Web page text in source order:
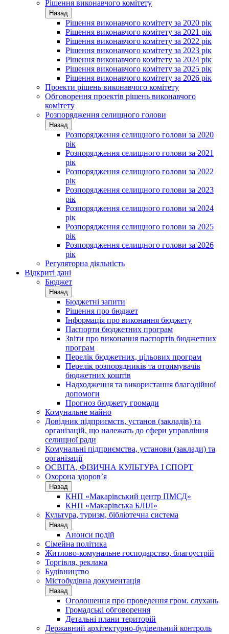
Рішення виконавчого комітету
Назад
Рішення виконавчого комітету за 2020 рік
Рішення виконавчого комітету за 2021 рік
Рішення виконавчого комітету за 2022 рік
Рішення виконавчого комітету за 2023 рік
Рішення виконавчого комітету за 2024 рік
Рішення виконавчого комітету за 2025 рік
Рішення виконавчого комітету за 2026 рік
Проекти рішень виконавчого комітету
Обговорення проектів рішень виконавчого
комітету
Розпорядження селищного голови
Назад
Розпорядження селищного голови за 2020
рік
Розпорядження селищного голови за 2021
рік
Розпорядження селищного голови за 2022
рік
Розпорядження селищного голови за 2023
рік
Розпорядження селищного голови за 2024
рік
Розпорядження селищного голови за 2025
рік
Розпорядження селищного голови за 2026
рік
Регуляторна діяльність
Відкриті дані
Бюджет
Назад
Бюджетні запити
Рішення про бюджет
Інформація про виконання бюджету
Паспорти бюджетних програм
Звіти про виконання паспортів бюджетних
програм
Перелік бюджетних, цільових програм
Перелік розпорядників та отримувачів
бюджетних коштів
Надходження та використання благодійної
допомоги
Прогноз бюджету громади
Комунальне майно
Довідник підприємств, установ (закладів) та
організацій, що належать до сфери управління
селищної ради
Комунальні підприємства, установи (заклади) та
організації
ОСВІТА, ФІЗИЧНА КУЛЬТУРА І СПОРТ
Охорона здоров’я
Назад
КНП «Макарівський центр ПМСД»
КНП «Макарівська БЛІЛ»
Культура, туризм, бібліотечна система
Назад
Анонси подій
Сімейна політика
Житлово-комунальне господарство, благоустрій
Торгівля, реклама
Будівництво
Містобудівна документація
Назад
Оголошення про проведення гром. слухань
Громадські обговорення
Детальні плани територій
Державний архітектурно-будівельний контроль